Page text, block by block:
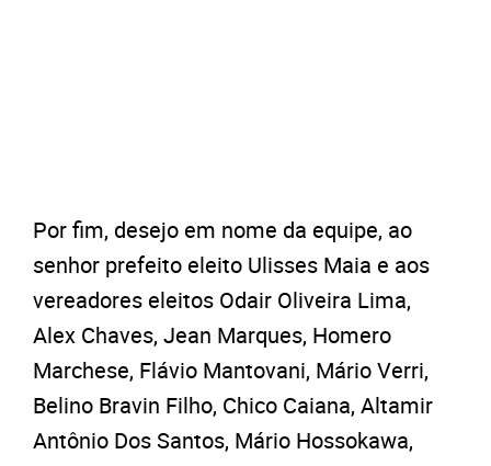
Por fim, desejo em nome da equipe, ao
senhor prefeito eleito Ulisses Maia e aos
vereadores eleitos Odair Oliveira Lima,
Alex Chaves, Jean Marques, Homero
Marchese, Flávio Mantovani, Mário Verri,
Belino Bravin Filho, Chico Caiana, Altamir
Antônio Dos Santos, Mário Hossokawa,